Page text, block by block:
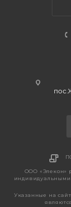
ООО «Элекон»
Указанные на